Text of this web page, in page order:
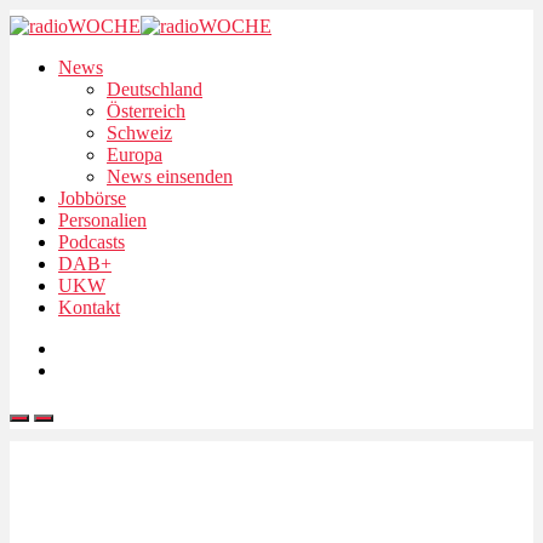
News
Deutschland
Österreich
Schweiz
Europa
News einsenden
Jobbörse
Personalien
Podcasts
DAB+
UKW
Kontakt